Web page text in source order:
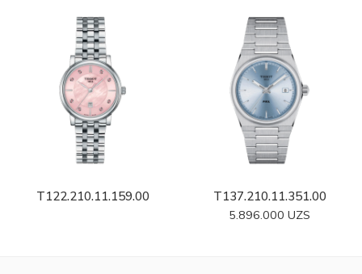
T122.210.11.159.00
T137.210.11.351.00
5.896.000 UZS